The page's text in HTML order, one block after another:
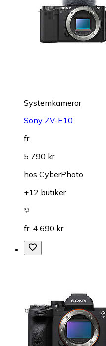
Systemkameror
Sony ZV-E10
fr.
5 790 kr
hos CyberPhoto
+12 butiker
fr. 4 690 kr